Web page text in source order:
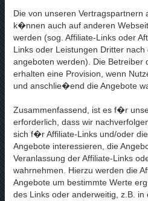
Die von unseren Vertragspartnern
k�nnen auch auf anderen
werden (sog. Affiliate-Links oder
Links oder Leistungen Dritter
angeboten werden). Die Betreiber
erhalten eine Provision, wenn
und anschlie�end die Angebote
Zusammenfassend, ist es f�r
erforderlich, dass wir
sich f�r Affiliate-Links und/oder
Angebote interessieren, die
Veranlassung der Affiliate-Links
wahrnehmen. Hierzu werden die
Angebote um bestimmte Werte
des Links oder anderweitig, z.B. in